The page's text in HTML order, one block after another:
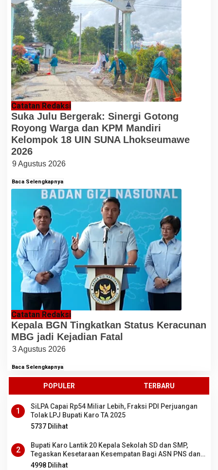
Catatan Redaksi
Suka Julu Bergerak: Sinergi Gotong
Royong Warga dan KPM Mandiri
Kelompok 18 UIN SUNA Lhokseumawe
2026
9 Agustus 2026
Baca Selengkapnya
Catatan Redaksi
Kepala BGN Tingkatkan Status Keracunan
MBG jadi Kejadian Fatal
3 Agustus 2026
Baca Selengkapnya
POPULER TERBARU
1
SiLPA Capai Rp54 Miliar Lebih, Fraksi PDI Perjuangan
Tolak LPJ Bupati Karo TA 2025
5737 Dilihat
2
Bupati Karo Lantik 20 Kepala Sekolah SD dan SMP,
Tegaskan Kesetaraan Kesempatan Bagi ASN PNS dan
PPPK
4998 Dilihat